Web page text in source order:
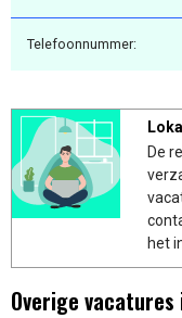
Telefoonnummer:
De
het
Overige vacatures